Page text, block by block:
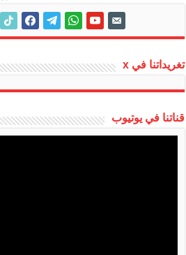
email-
alt
youtube
whatsapp
telegram
facebook
tiktok
تغريداتنا في x
قناتنا في يوتيوب